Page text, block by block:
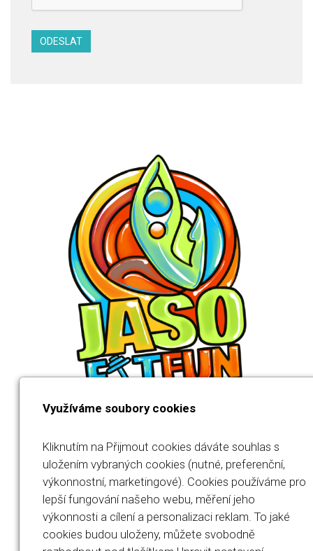
Jana Součková
IČO: 23567694
Využíváme soubory cookies
Kliknutím na Přijmout cookies dáváte souhlas s
uložením vybraných cookies (nutné, preferenční,
výkonnostní, marketingové). Cookies používáme pro
lepší fungování našeho webu, měření jeho
výkonnosti a cílení a personalizaci reklam. To jaké
cookies budou uloženy, můžete svobodně